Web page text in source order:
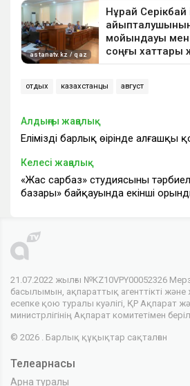
отдых казахстанцы август
Алдыңғы жаңалық
Еліміздің барлық өңірінде алғашқы
Келесі жаңалық
«Жас сарбаз» студиясының
базары» байқауында екінші
21.07.2022 жылғы №KZ10VPY00052326
басылымын, ақпараттық агенттікті
есепке қою туралы куәлігі, ҚР Ақпарат
министрлігінің Ақпарат комитетімен
© 2026 . Барлық құқықтар сақталған
Телеарнасы
Арна туралы